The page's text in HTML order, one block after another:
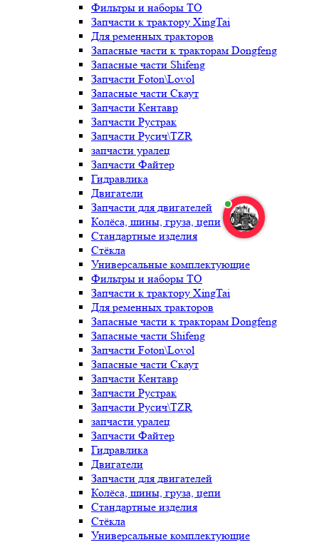
Фильтры и наборы ТО
Запчасти к трактору XingTai
Для ременных тракторов
Запасные части к тракторам Dongfeng
Запасные части Shifeng
Запчасти Foton\Lovol
Запасные части Скаут
Запчасти Кентавр
Запчасти Рустрак
Запчасти Русич\TZR
запчасти уралец
Запчасти Файтер
Гидравлика
Двигатели
Запчасти для двигателей
Колёса, шины, груза, цепи
Стандартные изделия
Стёкла
Универсальные комплектующие
Фильтры и наборы ТО
Запчасти к трактору XingTai
Для ременных тракторов
Запасные части к тракторам Dongfeng
Запасные части Shifeng
Запчасти Foton\Lovol
Запасные части Скаут
Запчасти Кентавр
Запчасти Рустрак
Запчасти Русич\TZR
запчасти уралец
Запчасти Файтер
Гидравлика
Двигатели
Запчасти для двигателей
Колёса, шины, груза, цепи
Стандартные изделия
Стёкла
Универсальные комплектующие